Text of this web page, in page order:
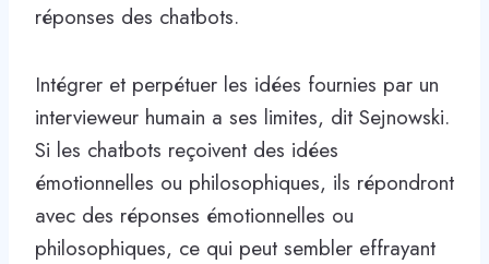
réponses des chatbots.
Intégrer et perpétuer les idées fournies par un
intervieweur humain a ses limites, dit Sejnowski.
Si les chatbots reçoivent des idées
émotionnelles ou philosophiques, ils répondront
avec des réponses émotionnelles ou
philosophiques, ce qui peut sembler effrayant